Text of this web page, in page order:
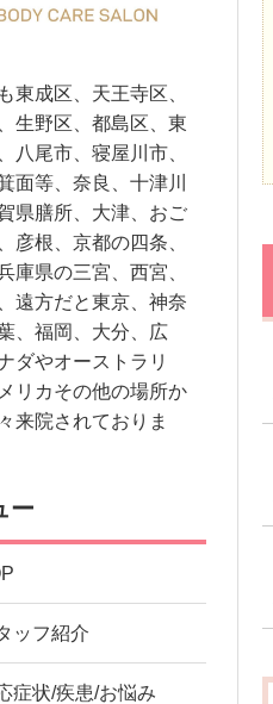
東成区、天王寺区、
生野区、都島区、東
八尾市、寝屋川市、
面等、奈良、十津川
県膳所、大津、おご
彦根、京都の四条、
庫県の三宮、西宮、
遠方だと東京、神奈
、福岡、大分、広
ダやオーストラリ
リカその他の場所か
来院されておりま
ー
ッフ紹介
症状/疾患/お悩み